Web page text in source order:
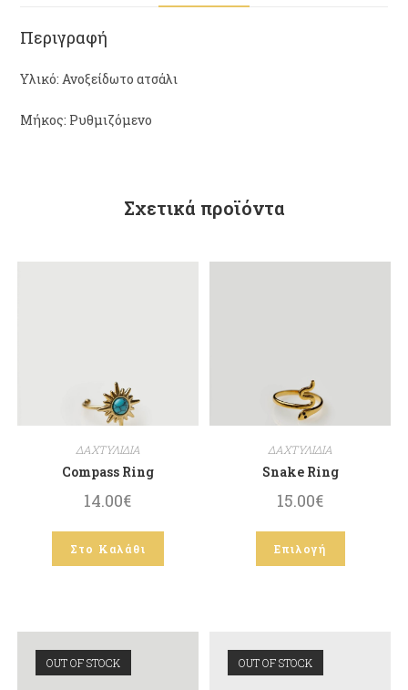
Περιγραφή
Υλικό: Ανοξείδωτο ατσάλι
Μήκος: Ρυθμιζόμενο
Σχετικά προϊόντα
ΔΑΧΤΥΛΙΔΙΑ
Compass Ring
14.00€
Στο Καλάθι
ΔΑΧΤΥΛΙΔΙΑ
Snake Ring
15.00€
Επιλογή
OUT OF STOCK OUT OF STOCK